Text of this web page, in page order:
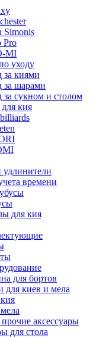
Simonis
Pro
MI
уходу
за киями
за шарами
за сукном и столом
кия
удлинители
времени
для кия
для бортов
для киев и мела
аксессуары
для стола